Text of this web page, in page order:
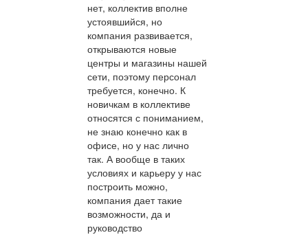
нет, коллектив вполне
устоявшийся, но
компания развивается,
открываются новые
центры и магазины нашей
сети, поэтому персонал
требуется, конечно. К
новичкам в коллективе
относятся с пониманием,
не знаю конечно как в
офисе, но у нас лично
так. А вообще в таких
условиях и карьеру у нас
построить можно,
компания дает такие
возможности, да и
руководство